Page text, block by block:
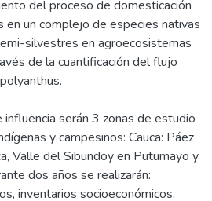
del proceso de domesticación
un complejo de especies nativas
silvestres en agroecosistemas
de la cuantificación del flujo
serán 3 zonas de estudio
y campesinos: Cauca: Páez
Valle del Sibundoy en Putumayo y
dos años se realizarán:
inventarios socioeconómicos,